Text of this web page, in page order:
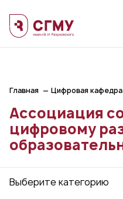
Главная Цифровая кафедра
Ассоциация
цифровому
Выберите категорию